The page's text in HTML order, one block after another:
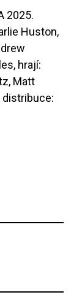
2025.
Huston,
hrají:
Matt
distribuce: